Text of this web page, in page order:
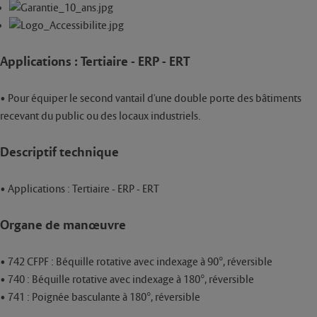
• Versions à béquille rotative et poignée basculante
• Joint antibruit
Résistance
• Version CFPF pour la 742
• Pênes Acier pour la version 742: Pêne haut avec fusible thermique: Le
de la porte. Pêne bas Acier monobloc.
• Gris, blanc, noir pour les 740 et 741
• Gris, blanc, noir et coloris inox pour la 742 CFPF
Applications : Tertiaire - ERP - ERT
• Pour équiper le second vantail d'une double porte des bâtiments
recevant du public ou des locaux industriels.
Descriptif technique
• Applications : Tertiaire - ERP - ERT
Organe de manœuvre
• 742 CFPF : Béquille rotative avec indexage à 90°, réversible
• 740 : Béquille rotative avec indexage à 180°, réversible
• 741 : Poignée basculante à 180°, réversible